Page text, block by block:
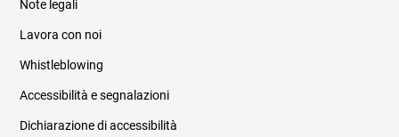
Note legali
Lavora con noi
Whistleblowing
Accessibilità e segnalazioni
Dichiarazione di accessibilità